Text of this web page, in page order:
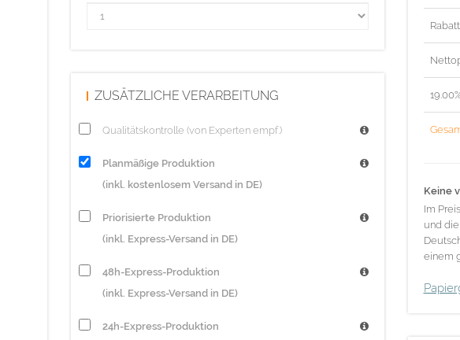
ZUSÄTZLICHE VERARBEITUNG
Qualitätskontrolle (von Experten empf.)
Planmäßige Produktion
(inkl. kostenlosem Versand in DE)
Priorisierte Produktion
(inkl. Express-Versand in DE)
48h-Express-Produktion
(inkl. Express-Versand in DE)
24h-Express-Produktion
Keine
Im
und
einem